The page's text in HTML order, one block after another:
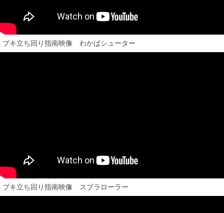
ブキ立ち回り指南映像 わかばシューター
ブキ立ち回り指南映像 スプラローラー